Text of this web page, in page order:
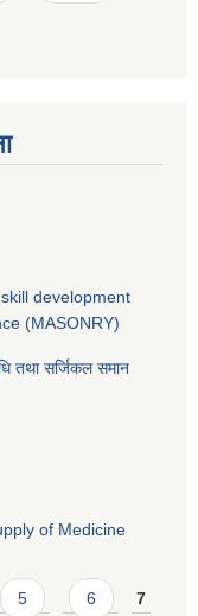
development
(MASONRY)
तथा सर्जिकल समान
of Medicine
5 6 7